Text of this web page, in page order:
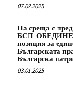
07.02.2025
На среща с
БСП-
позиция за
Българската
Българска
03.01.2025